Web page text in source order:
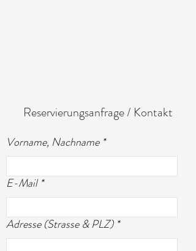
Reservierungsanfrage / Kontakt
Vorname, Nachname
E-Mail
Adresse (Strasse & PLZ)